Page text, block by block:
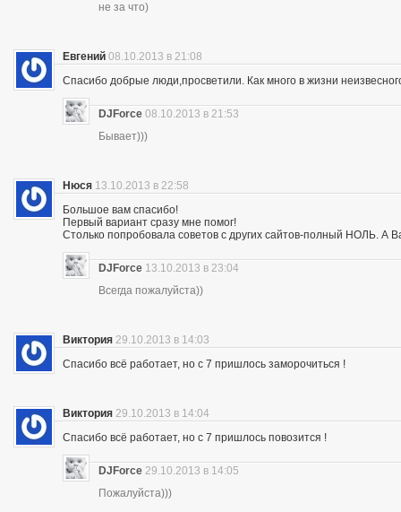
не за что)
Евгений 08.10.2013 в 21:08
Спасибо добрые люди,просветили. Как много в жизни
DJForce 08.10.2013 в 21:53
Бывает)))
Нюся 13.10.2013 в 22:58
Большое вам спасибо!
Первый вариант сразу мне помог!
Столько попробовала советов с других сайтов-полный НОЛЬ. А
DJForce 13.10.2013 в 23:04
Всегда пожалуйста))
Виктория 29.10.2013 в 14:03
Спасибо всё работает, но с 7 пришлось заморочиться !
Виктория 29.10.2013 в 14:04
Спасибо всё работает, но с 7 пришлось повозится !
DJForce 29.10.2013 в 14:05
Пожалуйста)))